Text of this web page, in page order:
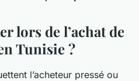
lors de l’achat de
Tunisie ?
l’acheteur pressé ou